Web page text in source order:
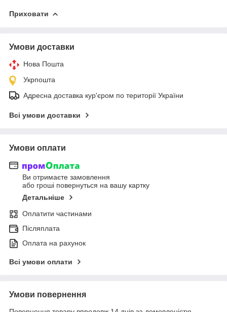
Приховати
Умови доставки
Нова Пошта
Укрпошта
Адресна доставка кур'єром по території України
Всі умови доставки
Умови оплати
Ви отримаєте замовлення
або гроші повернуться на вашу картку
Детальніше
Оплатити частинами
Післяплата
Оплата на рахунок
Всі умови оплати
Умови повернення